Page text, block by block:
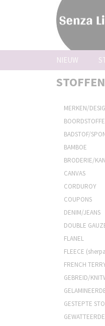
NIEUW
STOFFEN
MERKEN/
BADSTOF/
BAMBOE
BRODERIE/
CANVAS
CORDUROY
COUPONS
DENIM/JEANS
DOUBLE
FLANEL
FLEECE
FRENCH
GEBREID/
GESTEPTE